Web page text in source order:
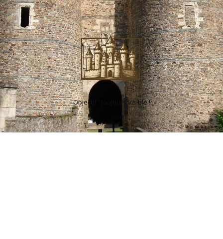
Objectif : toujours visible !